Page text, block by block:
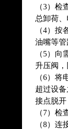
（3）
总卸荷
（4）
油嘴等
（5）向
升压阀
（6）
超过设
接点脱
（7）
（8）连